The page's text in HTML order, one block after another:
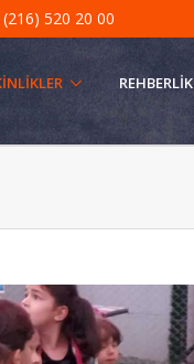
520 20 00
REHBERLIK